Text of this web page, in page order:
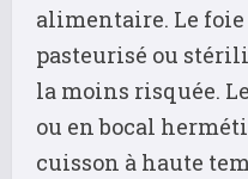
alimentaire. Le
pasteurisé ou
la moins risquée.
ou en bocal
cuisson à haute